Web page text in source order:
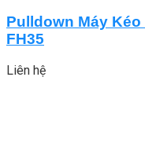
Pulldown Máy
FH35
Liên hệ